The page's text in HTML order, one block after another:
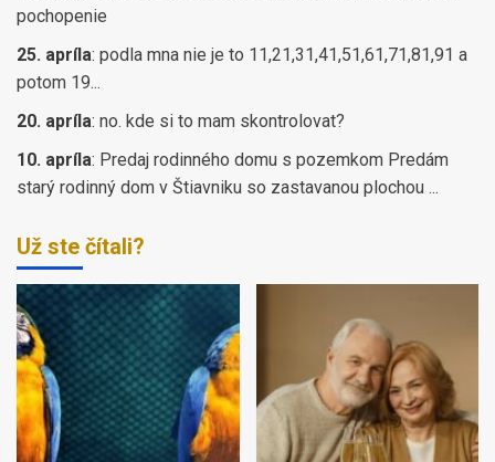
pochopenie
25. apríla: podla mna nie je to 11,21,31,41,51,61,71,81,91 a
potom 19...
20. apríla: no. kde si to mam skontrolovat?
10. apríla: Predaj rodinného domu s pozemkom Predám
starý rodinný dom v Štiavniku so zastavanou plochou ...
Už ste čítali?